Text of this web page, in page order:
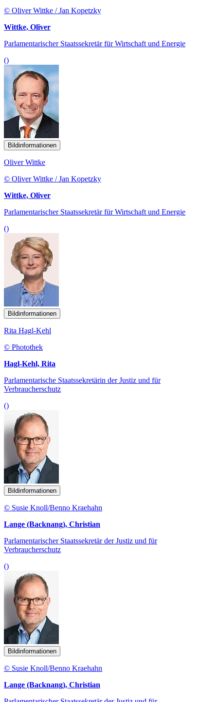
© Oliver Wittke / Jan Kopetzky
Wittke, Oliver
Parlamentarischer Staatssekretär für Wirtschaft und Energie
()
Bildinformationen
Oliver Wittke
© Oliver Wittke / Jan Kopetzky
Wittke, Oliver
Parlamentarischer Staatssekretär für Wirtschaft und Energie
()
Bildinformationen
Rita Hagl-Kehl
© Photothek
Hagl-Kehl, Rita
Parlamentarische Staatssekretärin der Justiz und für
Verbraucherschutz
()
Bildinformationen
© Susie Knoll/Benno Kraehahn
Lange (Backnang), Christian
Parlamentarischer Staatssekretär der Justiz und für
Verbraucherschutz
()
Bildinformationen
© Susie Knoll/Benno Kraehahn
Lange (Backnang), Christian